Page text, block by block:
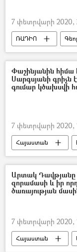
7 փետրվարի 2020,
ՌԱԴԻՈ
Փաշինյանին
Սարգսյանի գրիչն
գումար կծախսվի
7 փետրվարի 2020,
Հայաստան
Քաղաքականություն
Հրայր Թովմասյան
Սահմանադրություն
Արտակ Դավթյանը
զորամասի և իր
ծառայության
7 փետրվարի 2020,
Հայաստան